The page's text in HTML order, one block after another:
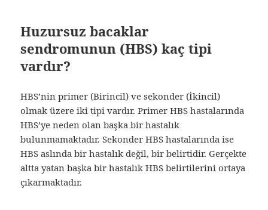
Huzursuz bacaklar
sendromunun (HBS) kaç tipi
vardır?
HBS’nin primer (Birincil) ve sekonder (İkincil)
olmak üzere iki tipi vardır. Primer HBS hastalarında
HBS’ye neden olan başka bir hastalık
bulunmamaktadır. Sekonder HBS hastalarında ise
HBS aslında bir hastalık değil, bir belirtidir. Gerçekte
altta yatan başka bir hastalık HBS belirtilerini ortaya
çıkarmaktadır.